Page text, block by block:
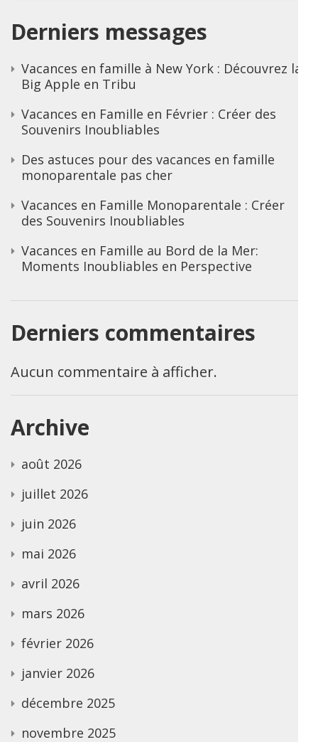
Derniers messages
Vacances en famille à New York : Découvrez la
Big Apple en Tribu
Vacances en Famille en Février : Créer des
Souvenirs Inoubliables
Des astuces pour des vacances en famille
monoparentale pas cher
Vacances en Famille Monoparentale : Créer
des Souvenirs Inoubliables
Vacances en Famille au Bord de la Mer:
Moments Inoubliables en Perspective
Derniers commentaires
Aucun commentaire à afficher.
Archive
août 2026
juillet 2026
juin 2026
mai 2026
avril 2026
mars 2026
février 2026
janvier 2026
décembre 2025
novembre 2025